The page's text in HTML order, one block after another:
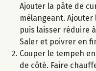
Ajouter la pâte de
mélangeant. Ajouter
puis laisser réduire
Saler et poivrer en
Couper le tempeh
de côté. Faire